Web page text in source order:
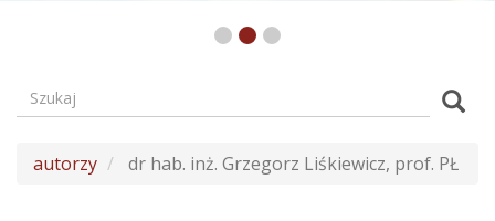
Formularz
wyszukiwania
Szukaj
autorzy dr hab. inż. Grzegorz Liśkiewicz, prof. PŁ